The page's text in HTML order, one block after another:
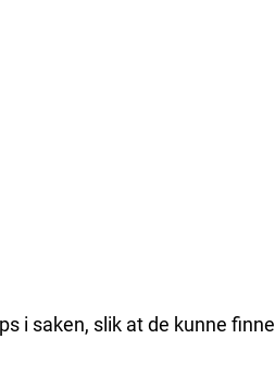
i saken, slik at de kunne